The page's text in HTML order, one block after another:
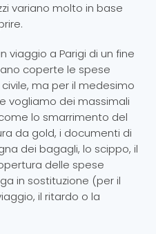
variano molto in base
viaggio a Parigi di un fine
coperte le spese
ma per il medesimo
vogliamo dei massimali
lo smarrimento del
da gold, i documenti di
dei bagagli, lo scippo, il
delle spese
in sostituzione (per il
il ritardo o la